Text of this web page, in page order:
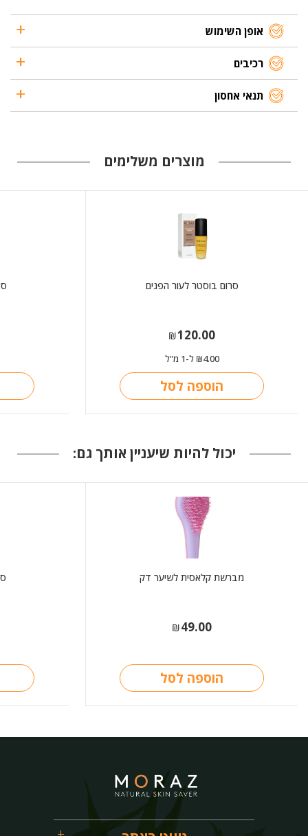
אופן השימוש
רכיבים
תנאי אחסון
מוצרים משלימים
סרום בוסטר לעור הפנים
₪120.00
₪4.00 ל-1 מ"ל
הוספה לסל
יכול להיות שיעניין אותך גם:
מברשת קלאסית לשיער דק
₪49.00
הוספה לסל